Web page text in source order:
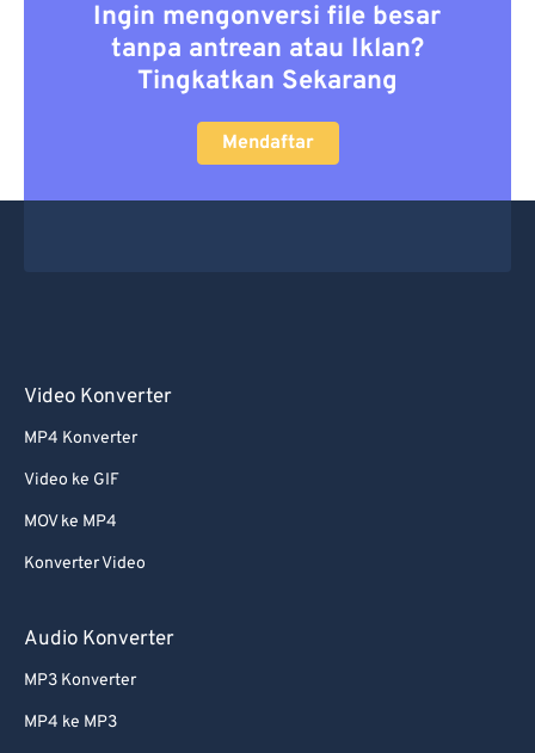
Ingin mengonversi file besar
tanpa antrean atau Iklan?
Tingkatkan Sekarang
Mendaftar
Video Konverter
MP4 Konverter
Video ke GIF
MOV ke MP4
Konverter Video
Audio Konverter
MP3 Konverter
MP4 ke MP3